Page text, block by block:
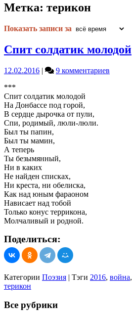
Метка: терикон
Показать записи за
Спит солдатик молодой
12.02.2016 | 9 комментариев
***
Спит солдатик молодой
На Донбассе под горой,
В сердце дырочка от пули,
Спи, родимый, люли-люли.
Был ты папин,
Был ты мамин,
А теперь
Ты безымянный,
Ни в каких
Не найден списках,
Ни креста, ни обелиска,
Как над юным фараоном
Нависает над тобой
Только конус террикона,
Молчаливый и родной.
Поделиться:
Категории Поэзия | Тэги 2016, война,
терикон
Все рубрики